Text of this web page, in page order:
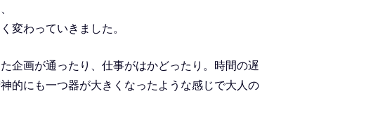
変わっていきました。
企画が通ったり、仕事がはかどったり。時間の遅
的にも一つ器が大きくなったような感じで大人の